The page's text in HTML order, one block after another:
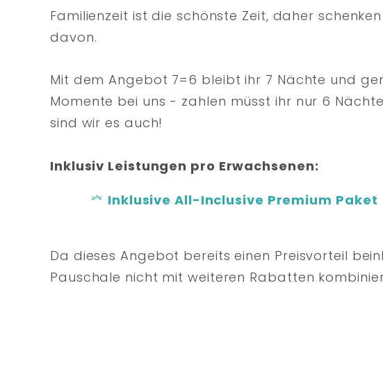
Familienzeit ist die schönste Zeit, daher
davon.
Mit dem Angebot 7=6 bleibt ihr 7 Nächte und
Momente bei uns - zahlen müsst ihr nur 6
sind wir es auch!
Inklusiv Leistungen pro Erwachsenen:
Inklusive All-Inclusive Premium Paket
Da dieses Angebot bereits einen Preisvorteil
Pauschale nicht mit weiteren Rabatten